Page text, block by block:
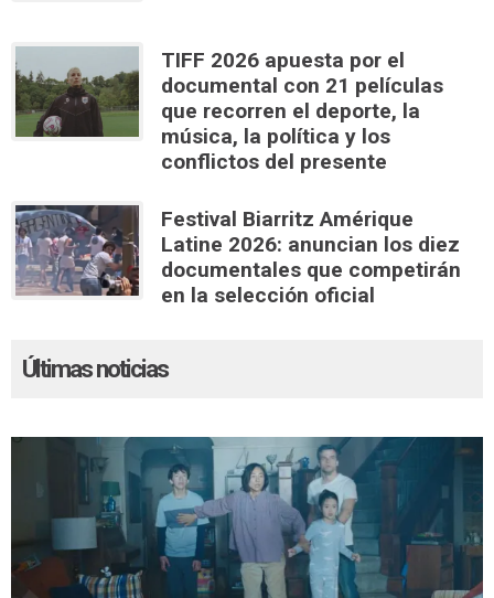
TIFF 2026 apuesta por el
documental con 21 películas
que recorren el deporte, la
música, la política y los
conflictos del presente
Festival Biarritz Amérique
Latine 2026: anuncian los diez
documentales que competirán
en la selección oficial
Últimas noticias